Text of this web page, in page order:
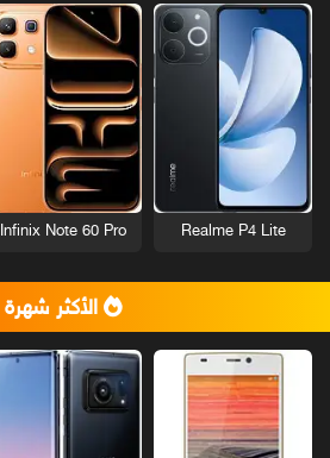
Realme P4 Lite
Infinix Note 60 Pro
الأكثر شهرة